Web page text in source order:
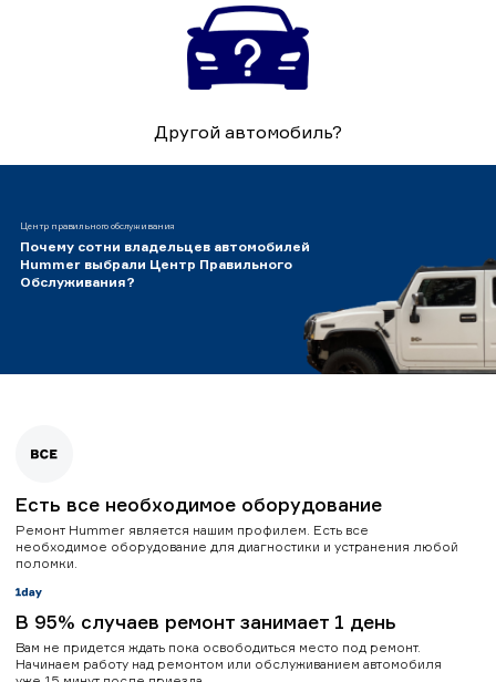
Другой автомобиль?
Центр правильного обслуживания
Почему сотни владельцев автомобилей
Hummer выбрали Центр Правильного
Обслуживания?
Есть все необходимое оборудование
Ремонт Hummer является нашим профилем. Есть все
необходимое оборудование для диагностики и устранения любой
поломки.
В 95% случаев ремонт занимает 1 день
Вам не придется ждать пока освободиться место под ремонт.
Начинаем работу над ремонтом или обслуживанием автомобиля